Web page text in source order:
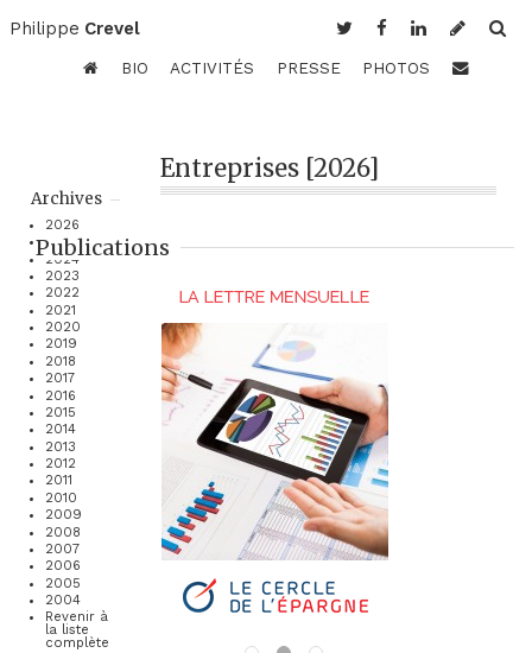
Philippe Crevel
BIO ACTIVITÉS PRESSE PHOTOS
Archives
2026
2025
2024
2023
2022
2021
2020
2019
2018
2017
2016
2015
2014
2013
2012
2011
2010
2009
2008
2007
2006
2005
2004
Revenir à
la liste
complète
Entreprises [2026]
Publications